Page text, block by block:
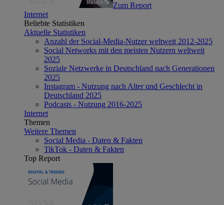
Zum Report
Internet
Beliebte Statistiken
Aktuelle Statistiken
Anzahl der Social-Media-Nutzer weltweit 2012-2025
Social Networks mit den meisten Nutzern weltweit
2025
Soziale Netzwerke in Deutschland nach Generationen
2025
Instagram - Nutzung nach Alter und Geschlecht in
Deutschland 2025
Podcasts - Nutzung 2016-2025
Internet
Themen
Weitere Themen
Social Media - Daten & Fakten
TikTok - Daten & Fakten
Top Report